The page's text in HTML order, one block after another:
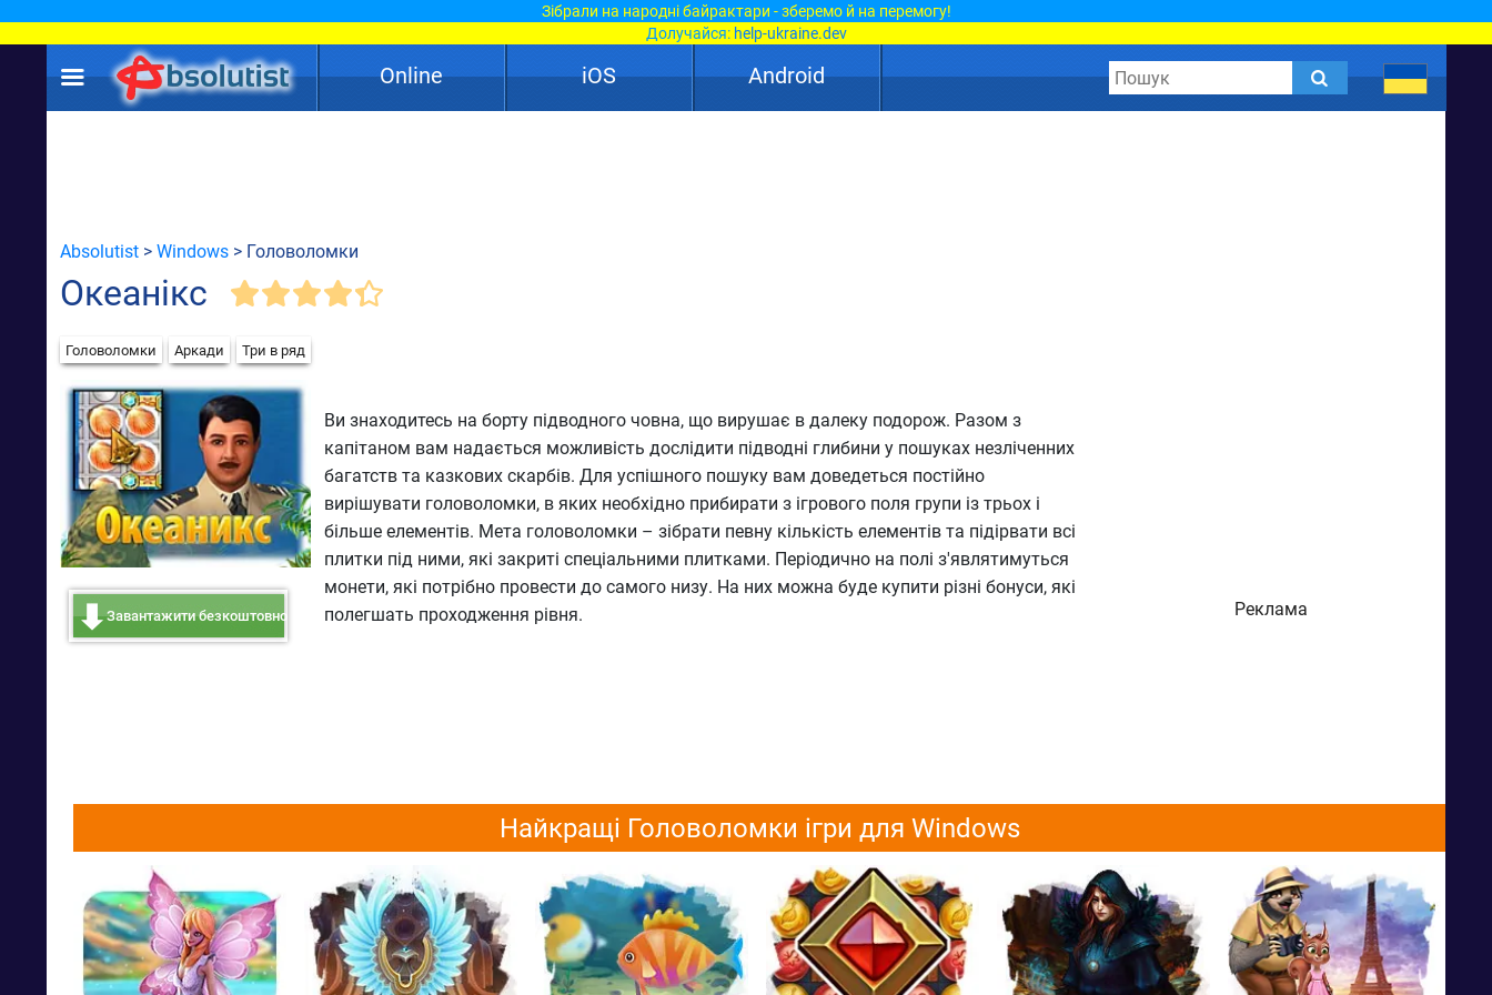
Зібрали на народні байрактари - зберемо й на перемогу!
Долучайся: help-ukraine.dev
Online iOS Android
Absolutist > Windows > Головоломки
Океанікс
Головоломки Аркади Три в ряд
Завантажити безкоштовно
Ви знаходитесь на борту підводного човна, що вирушає в далеку подорож. Разом з
капітаном вам надається можливість дослідити підводні глибини у пошуках незліченних
багатств та казкових скарбів. Для успішного пошуку вам доведеться постійно
вирішувати головоломки, в яких необхідно прибирати з ігрового поля групи із трьох і
більше елементів. Мета головоломки – зібрати певну кількість елементів та підірвати всі
плитки під ними, які закриті спеціальними плитками. Періодично на полі з'являтимуться
монети, які потрібно провести до самого низу. На них можна буде купити різні бонуси, які
полегшать проходження рівня.
Реклама
Найкращі Головоломки ігри для Windows